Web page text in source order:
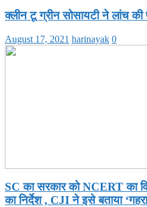
क्लीन टू ग्रीन सोसायटी ने लांच की
August 17, 2021 harinayak 0
SC का सरकार को NCERT का
का निर्देश , CJI ने इसे बताया